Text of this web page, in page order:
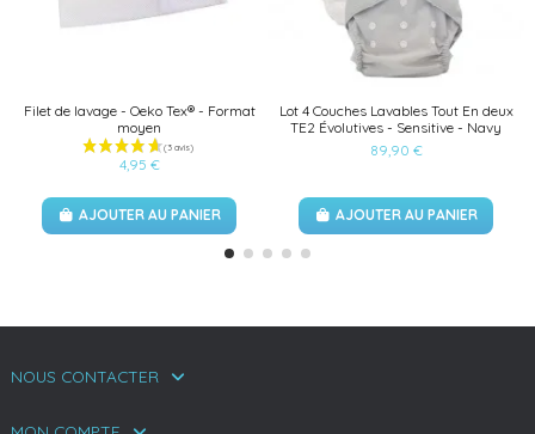
Filet de lavage - Oeko Tex® - Format
moyen
4,95 €
AJOUTER AU PANIER
Lot 4 Couches Lavables Tout En deux
TE2 Évolutives - Sensitive - Navy
89,90 €
AJOUTER AU PANIER
NOUS CONTACTER